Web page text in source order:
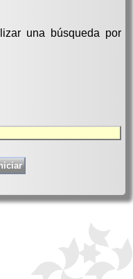
una búsqueda por